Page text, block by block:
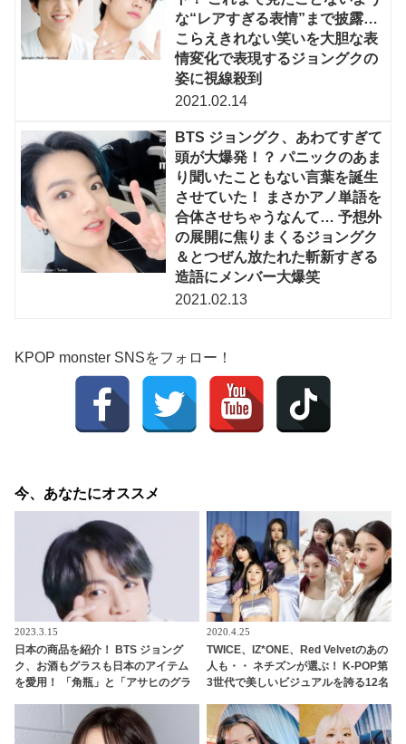
な“レアすぎる表情”まで披露…
こらえきれない笑いを大胆な表
情変化で表現するジョングクの
姿に視線殺到
2021.02.14
BTS ジョングク、あわてすぎて
頭が大爆発！？ パニックのあま
り聞いたこともない言葉を誕生
させていた！ まさかアノ単語を
合体させちゃうなんて… 予想外
の展開に焦りまくるジョングク
＆とつぜん放たれた斬新すぎる
造語にメンバー大爆笑
2021.02.13
KPOP monster SNSをフォロー！
今、あなたにオススメ
2023.3.15
日本の商品を紹介！ BTS ジョング
ク、お酒もグラスも日本のアイテム
を愛用！ 「角瓶」と「アサヒのグラ
2020.4.25
TWICE、IZ*ONE、Red Velvetのあの
人も・・ ネチズンが選ぶ！ K-POP第
3世代で美しいビジュアルを誇る12名